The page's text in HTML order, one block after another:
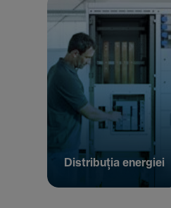
Distribuția energiei